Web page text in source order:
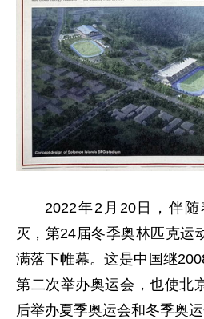
2022年2月20日，伴
灭，第24届冬季奥林匹克运
满落下帷幕。这是中国继
第二次举办奥运会，也使北
后举办夏季奥运会和冬季奥